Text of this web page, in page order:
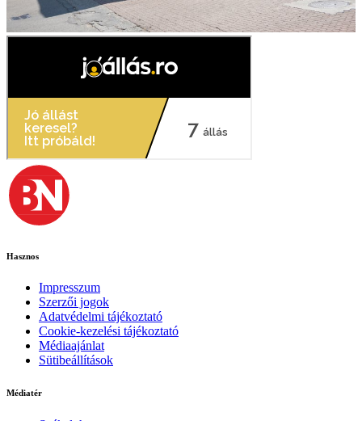
Hasznos
Impresszum
Szerzői jogok
Adatvédelmi tájékoztató
Cookie-kezelési tájékoztató
Médiaajánlat
Sütibeállítások
Médiatér